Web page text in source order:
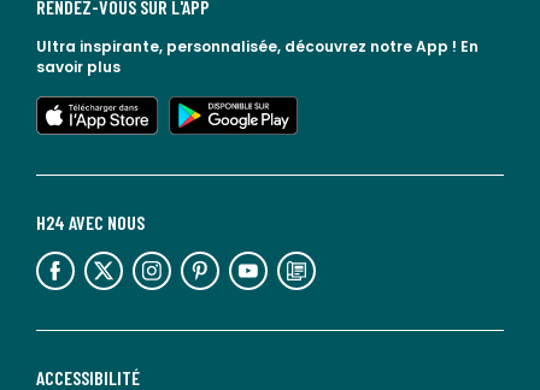
ACCESSIBILITÉ
H24 AVEC NOUS
lien vers l'espace réseaux sociaux lien vers l'espace réseaux sociaux lien vers l'espace réseaux sociaux lien vers l'espace réseaux sociaux lien vers l'espace réseaux sociaux lien vers le blog la redoute
RENDEZ-VOUS SUR L'APP
Ultra inspirante, personnalisée, découvrez notre App ! En
savoir plus
lien vers l'app store
lien vers google play